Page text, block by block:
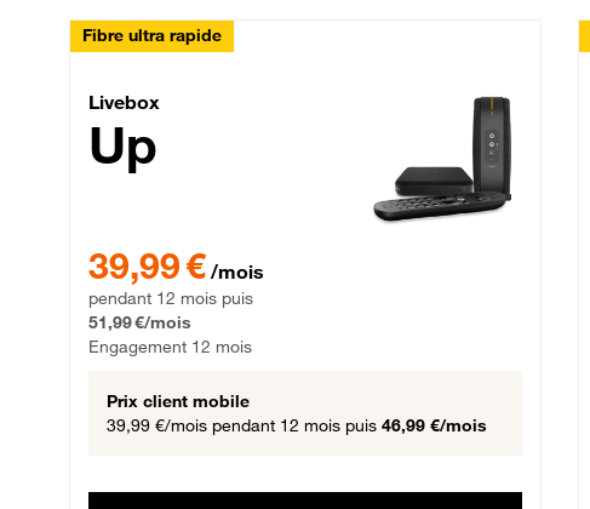
Fibre ultra rapide
Livebox Up Fibre
Livebox
Up
39,99 € /mois
pendant 12 mois puis
51,99 €/mois
Engagement 12 mois
Prix client mobile
39,99 €/mois pendant 12 mois puis 46,99 €/mois